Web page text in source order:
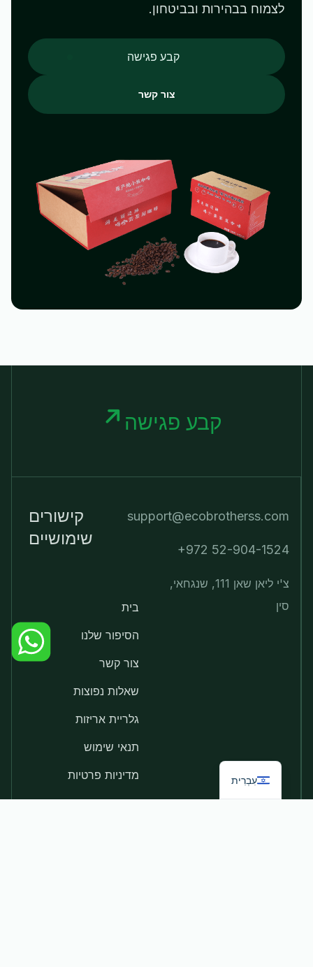
לצמוח בבהירות ובביטחון.
קבע פגישה
צור קשר
קבע פגישה
support@ecobrotherss.com
+972 52-904-1524
צ'י ליאן שאן 111, שנגחאי,
סין
קישורים
שימושיים
בית
הסיפור שלנו
צור קשר
שאלות נפוצות
גלריית אריזות
תנאי שימוש
מדיניות פרטיות
עִבְרִית